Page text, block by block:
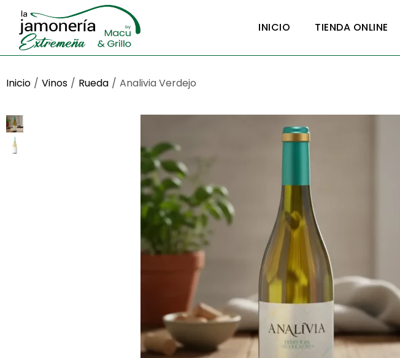
INICIO TIENDA ONLINE
Inicio / Vinos / Rueda / Analivia Verdejo